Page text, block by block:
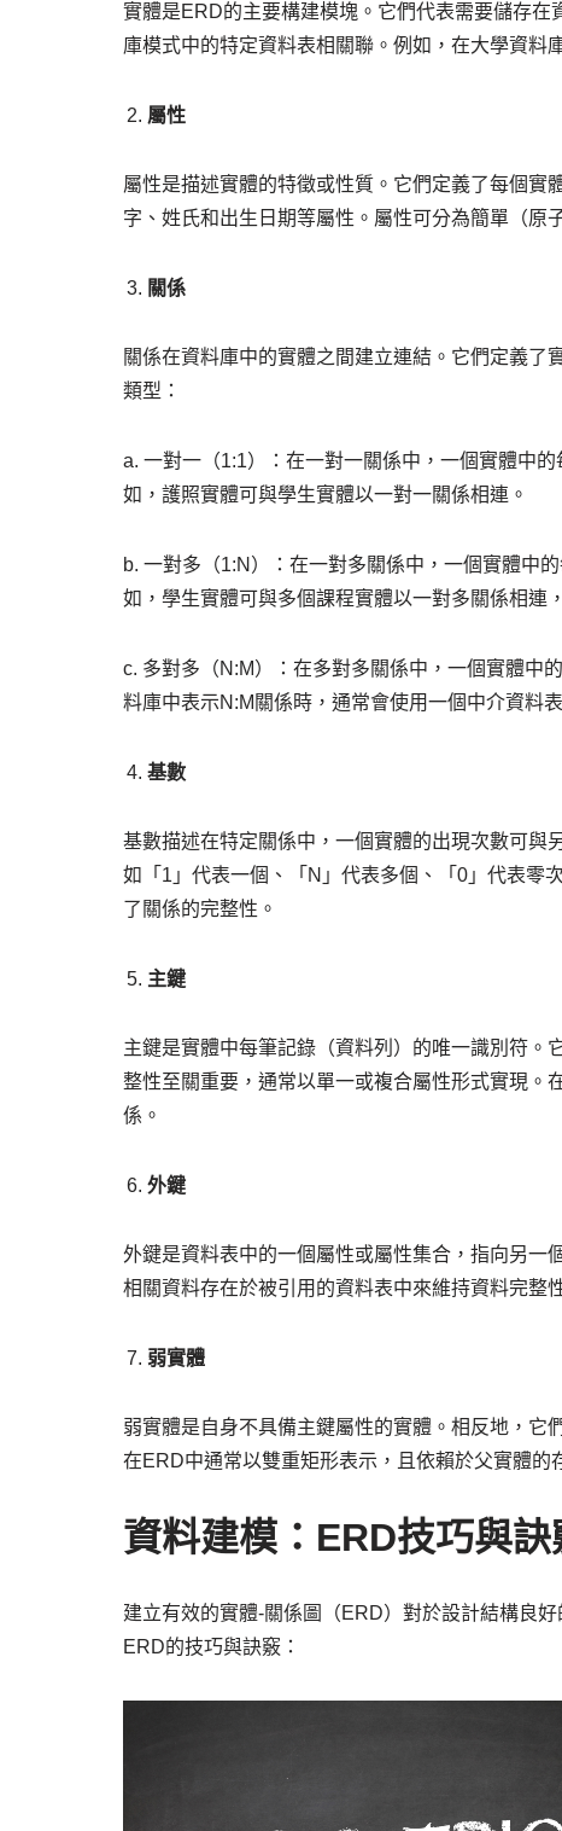
實體是ERD的主要構建模塊。它們代表需要儲存
庫模式中的特定資料表相關聯。例如，在大學資料
屬性
屬性是描述實體的特徵或性質。它們定義了每個實
字、姓氏和出生日期等屬性。屬性可分為簡單（原
關係
關係在資料庫中的實體之間建立連結。它們定義
類型：
a. 一對一（1:1）：在一對一關係中，一個實體中
如，護照實體可與學生實體以一對一關係相連。
b. 一對多（1:N）：在一對多關係中，一個實體中
如，學生實體可與多個課程實體以一對多關係相連
c. 多對多（N:M）：在多對多關係中，一個實體中
料庫中表示N:M關係時，通常會使用一個中介資料
基數
基數描述在特定關係中，一個實體的出現次數可與
如「1」代表一個、「N」代表多個、「0」代表零
了關係的完整性。
主鍵
主鍵是實體中每筆記錄（資料列）的唯一識別符。
整性至關重要，通常以單一或複合屬性形式實現。
係。
外鍵
外鍵是資料表中的一個屬性或屬性集合，指向另一
相關資料存在於被引用的資料表中來維持資料完整
弱實體
弱實體是自身不具備主鍵屬性的實體。相反地，它
在ERD中通常以雙重矩形表示，且依賴於父實體的
資料建模：ERD技巧與訣
建立有效的實體-關係圖（ERD）對於設計結構良
ERD的技巧與訣竅：